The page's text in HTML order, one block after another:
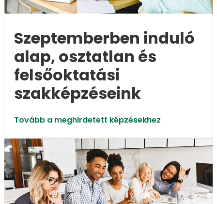
Szeptemberben induló
alap, osztatlan és
felsőoktatási
szakképzéseink
Tovább a meghirdetett képzésekhez